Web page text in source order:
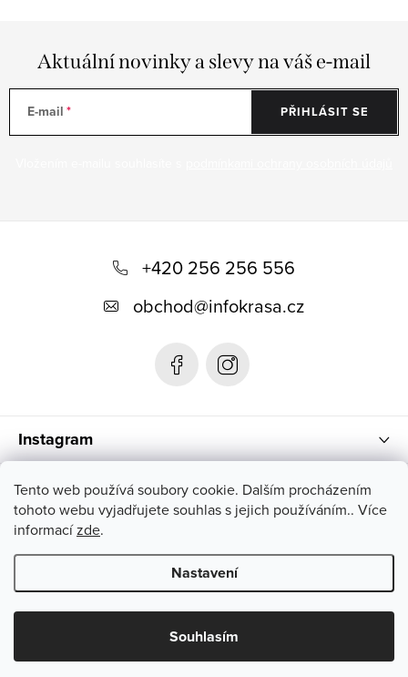
Tento web používá soubory cookie. Dalším procházením
tohoto webu vyjadřujete souhlas s jejich používáním.. Více
informacízde.
Nastavení
Souhlasím
Aktuální novinky a slevy na váš e-mail
E-mail PŘIHLÁSIT SE
Instagram
+420 256 256 556
obchod@infokrasa.cz
Informace pro vás
Copyright 2026INFOKRÁSA. Všechna práva vyhrazena.